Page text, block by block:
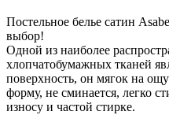
Постельное белье сатин
выбор!
Одной из наиболее
хлопчатобумажных тканей
поверхность, он мягок на
форму, не сминается, легко
износу и частой стирке.